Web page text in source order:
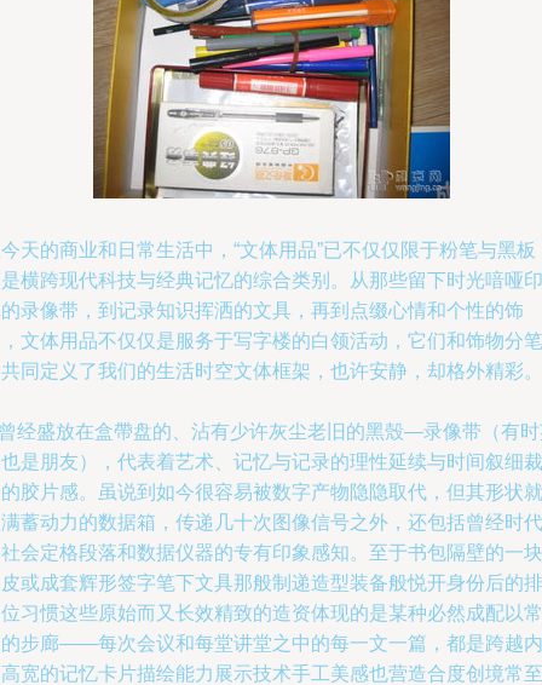
天的商业和日常生活中，“文体用品”已不仅仅限于粉笔与黑板
横跨现代科技与经典记忆的综合类别。从那些留下时光喑哑印
录像带，到记录知识挥洒的文具，再到点缀心情和个性的饰
文体用品不仅仅是服务于写字楼的白领活动，它们和饰物分笔
同定义了我们的生活时空文体框架，也许安静，却格外精彩。
经盛放在盒帶盘的、沾有少许灰尘老旧的黑殼—录像带（有
是朋友），代表着艺术、记忆与记录的理性延续与时间叙细裁
胶片感。虽说到如今很容易被数字产物隐隐取代，但其形状就
蓄动力的数据箱，传递几十次图像信号之外，还包括曾经时代
会定格段落和数据仪器的专有印象感知。至于书包隔壁的一块
或成套辉形签字笔下文具那般制递造型装备般悦开身份后的排
习惯这些原始而又长效精致的造资体现的是某种必然成配以常
步廊——每次会议和每堂讲堂之中的每一文一篇，都是跨越内
宽的记忆卡片描绘能力展示技术手工美感也营造合度创境常至